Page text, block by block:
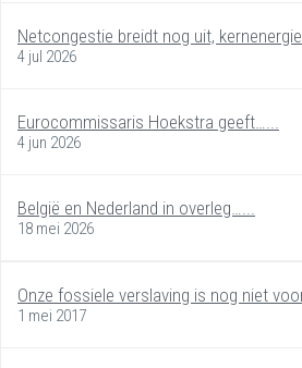
Netcongestie breidt nog uit,
4 jul 2026
Eurocommissaris Hoekstra geeft…...
4 jun 2026
België en Nederland in overleg…...
18 mei 2026
Onze fossiele verslaving is nog niet
1 mei 2017